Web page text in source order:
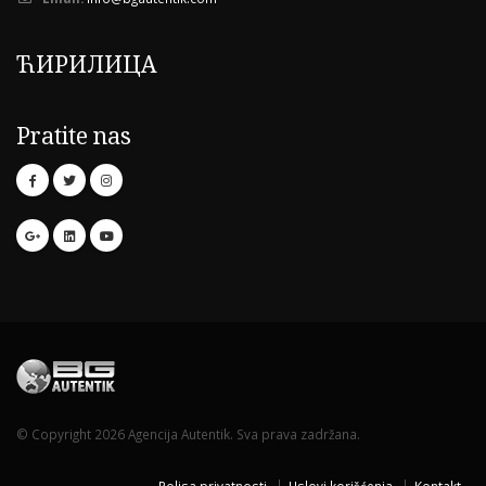
ЋИРИЛИЦА
Pratite nas
© Copyright 2026 Agencija Autentik. Sva prava zadržana.